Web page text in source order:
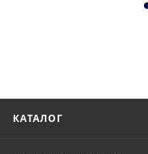
КАТАЛОГ